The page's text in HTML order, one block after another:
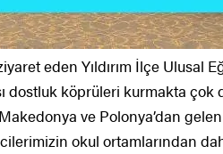
eden Yıldırım İlçe
dostluk köprüleri kurmakta çok
ve Polonya’dan
okul ortamlarından